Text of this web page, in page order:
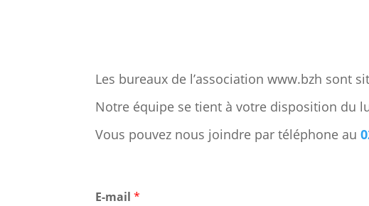
Les bureaux de l’association www.bzh sont
Notre équipe se tient à votre disposition du
Vous pouvez nous joindre par téléphone au
E-mail*